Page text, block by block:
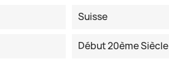
Suisse
Début 20ème Siècle